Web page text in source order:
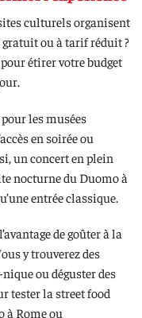
culturels organisent
gratuit ou à tarif réduit ?
étirer votre budget
les musées
en soirée ou
un concert en plein
nocturne du Duomo à
entrée classique.
de goûter à la
y trouverez des
ou déguster des
tester la street food
Rome ou